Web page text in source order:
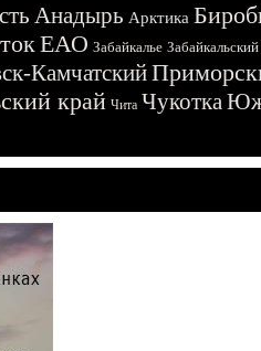
Анадырь Арктика
ЕАО Забайкалье
Камчатский
край Чита Чукотка